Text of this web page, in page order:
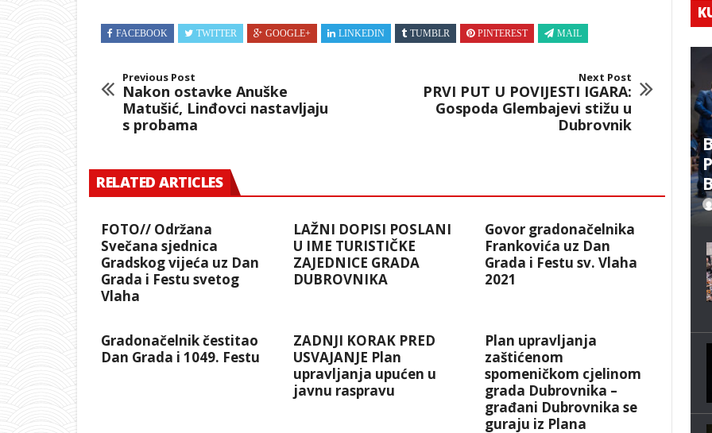
FACEBOOK TWITTER GOOGLE+ LINKEDIN TUMBLR PINTEREST MAIL
Previous Post
Nakon ostavke Anuške
Matušić, Linđovci nastavljaju
s probama
Next Post
PRVI PUT U POVIJESTI IGARA:
Gospoda Glembajevi stižu u
Dubrovnik
RELATED ARTICLES
FOTO// Održana
Svečana sjednica
Gradskog vijeća uz Dan
Grada i Festu svetog
Vlaha
LAŽNI DOPISI POSLANI
U IME TURISTIČKE
ZAJEDNICE GRADA
DUBROVNIKA
Govor gradonačelnika
Frankovića uz Dan
Grada i Festu sv. Vlaha
2021
Gradonačelnik čestitao
Dan Grada i 1049. Festu
ZADNJI KORAK PRED
USVAJANJE Plan
upravljanja upućen u
javnu raspravu
Plan upravljanja
zaštićenom
spomeničkom cjelinom
grada Dubrovnika –
građani Dubrovnika se
guraju iz Plana